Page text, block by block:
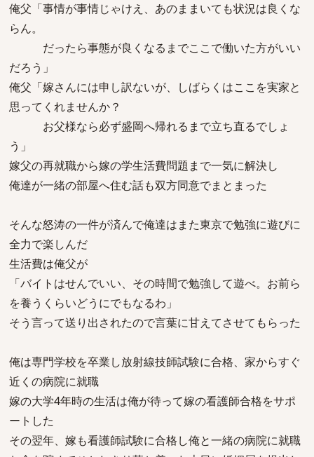
俺父「事情が事情じゃけえ、あのままいても状況は良くな
らん。
だったら事態が良くなるまでここで働いた方がいい
だろう」
俺父「嫁さんには申し訳ないが、しばらくはここを実家と
思ってくれませんか？
お父様なら必ず盛岡へ帰れるまで立ち直るでしょ
う」
嫁父の再就職から嫁の学生活費問題まで一気に解決し
俺達が一緒の部屋へ住む話も双方同意でまとまった
そんな怒涛の一件が済んで俺達はまた東京で勉強に遊びに
全力で楽しんだ
生活費は俺父が
「バイトはせんでいい、その時間で勉強して遊べ。お前ら
を養うくらいどうにでもなるわ」
そう言って送り出されたので言葉に甘えてさせてもらった
俺は専門学校を卒業し放射線技師試験に合格、家からすぐ
近くの病院に就職
嫁の大学4年時の生活は俺が待って嫁の看護師合格をサポ
ートした
その翌年、嫁も看護師試験に合格し俺と一緒の病院に就職